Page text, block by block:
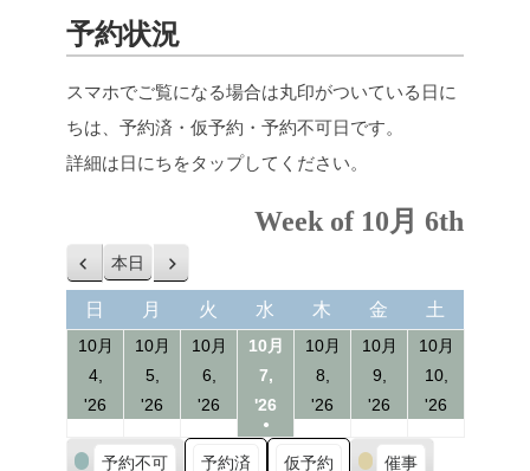
予約状況
スマホでご覧になる場合は丸印がついている日に
ちは、予約済・仮予約・予約不可日です。
詳細は日にちをタップしてください。
Week of 10月 6th
前
へ
本日
次
へ
日
曜
月
曜
火
曜
水
曜
木
曜
金
曜
土
曜
10月
4,
'26 04/10/2026
10月
5,
'26 05/10/2026
10月
6,
'26 06/10/2026
10月
7,
'26 07/10/2026
●
10月
8,
'26 08/10/2026
10月
9,
'26 09/10/2026
10月
10,
'26
カ
予約不可 予約済 仮予約 催事